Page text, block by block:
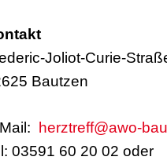
Joliot-Curie-
Bautzen
herztreff@awo-
03591 60 20 02 oder